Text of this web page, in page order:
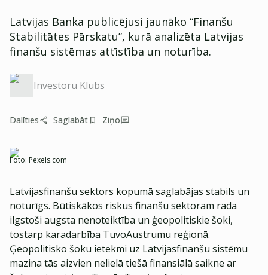
Latvijas Banka publicējusi jaunāko “Finanšu
Stabilitātes Pārskatu”, kurā analizēta Latvijas
finanšu sistēmas attīstība un noturība.
Investoru Klubs
Dalīties Saglabāt Ziņo
Foto: Pexels.com
Latvijasfinanšu sektors kopumā saglabājas stabils un
noturīgs. Būtiskākos riskus finanšu sektoram rada
ilgstoši augsta nenoteiktība un ģeopolitiskie šoki,
tostarp karadarbība TuvoAustrumu reģionā.
Ģeopolitisko šoku ietekmi uz Latvijasfinanšu sistēmu
mazina tās aizvien nelielā tiešā finansiālā saikne ar